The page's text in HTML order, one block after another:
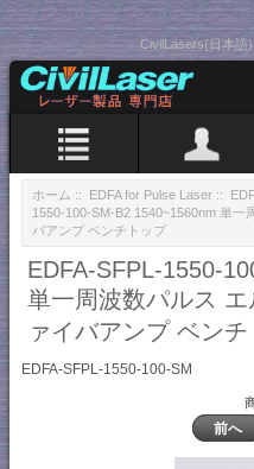
CivilLasers(日本語)
ホーム :: EDFA for Pulse Laser ::
1550-100-SM-B2 1540~1560nm 単一
バアンプ ベンチトップ
EDFA-SFPL-1550-
単一周波数パルス
ァイバアンプ ベン
EDFA-SFPL-1550-100-SM
前へ